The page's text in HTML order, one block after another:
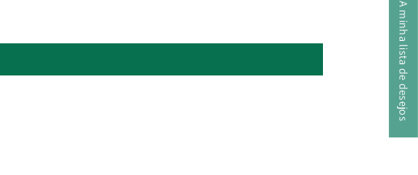
A minha lista de desejos